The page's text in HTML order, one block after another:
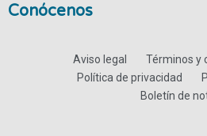
Conócenos
Aviso legal
Términos y
Política de privacidad
Boletín de